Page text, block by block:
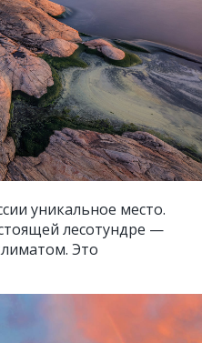
уникальное место.
лесотундре —
Это